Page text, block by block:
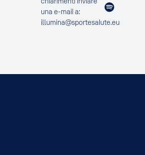
una e-mail a:
illumina@sportesalute.eu